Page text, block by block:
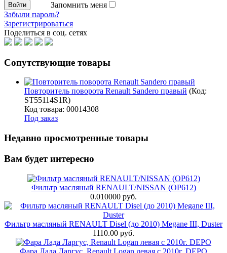
Запомнить меня
Забыли пароль?
Зарегистрироваться
Поделиться в соц. сетях
Сопутствующие товары
Повторитель поворота Renault Sandero правый (Код:
ST55114S1R)
Код товара: 00014308
Под заказ
Недавно просмотренные товары
Вам будет интересно
Фильтр масляный RENAULT/NISSAN (OP612)
0.010000 руб.
Фильтр масляный RENAULT Disel (до 2010) Megane III, Duster
1110.00 руб.
Фара Лада Ларгус, Renault Logan левая с 2010г. DEPO